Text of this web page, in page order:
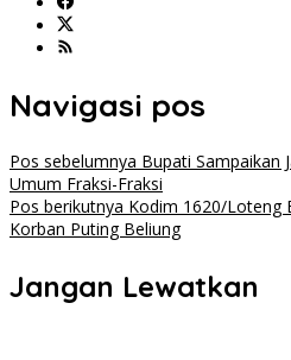
Navigasi pos
Pos sebelumnya Bupati Sampaikan
Umum Fraksi-Fraksi
Pos berikutnya Kodim 1620/Loteng
Korban Puting Beliung
Jangan Lewatkan